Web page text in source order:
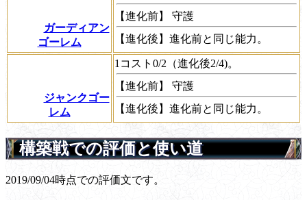
ガーディアン
ゴーレム
【進化前】 守護
【進化後】進化前と同じ能力。
ジャンクゴー
レム
1コスト0/2（進化後2/4)。
【進化前】 守護
【進化後】進化前と同じ能力。
構築戦での評価と使い道
2019/09/04時点での評価文です。